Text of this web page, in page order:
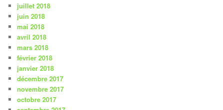
juillet 2018
juin 2018
mai 2018
avril 2018
mars 2018
février 2018
janvier 2018
décembre 2017
novembre 2017
octobre 2017